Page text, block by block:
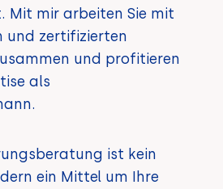
Mit mir arbeiten Sie mit
und zertifizierten
und profitieren
als
ist kein
ein Mittel um Ihre